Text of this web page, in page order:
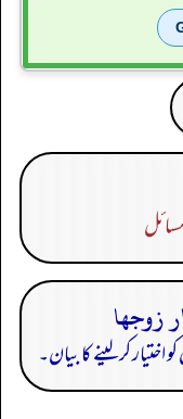
کر لینے کا بیان۔